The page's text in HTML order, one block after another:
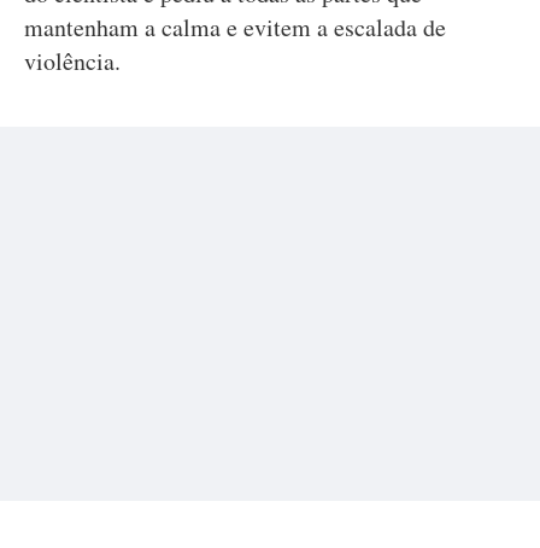
mantenham a calma e evitem a escalada de
violência.